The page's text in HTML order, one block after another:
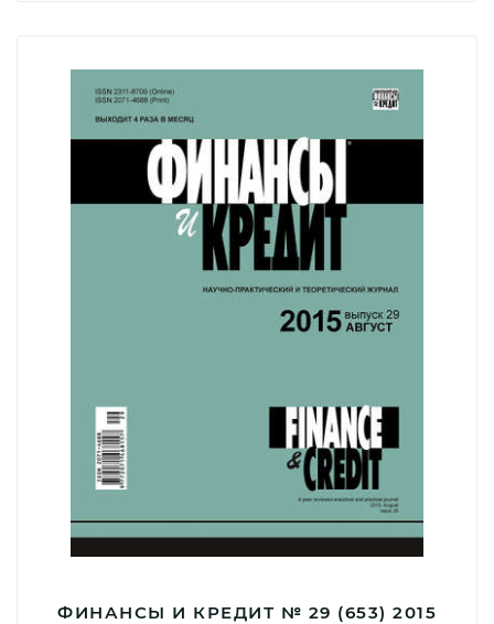
ФИНАНСЫ И КРЕДИТ № 29 (653) 2015